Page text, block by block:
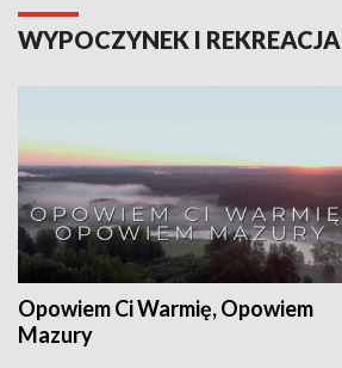
WYPOCZYNEK I REKREACJA
Opowiem Ci Warmię, Opowiem
Mazury